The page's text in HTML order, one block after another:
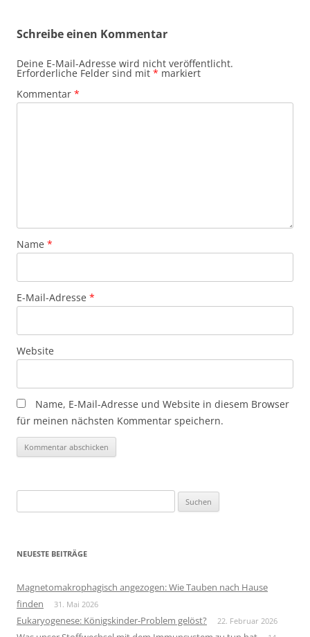
Schreibe einen Kommentar
Deine E-Mail-Adresse wird nicht veröffentlicht.
Erforderliche Felder sind mit * markiert
Kommentar *
Name *
E-Mail-Adresse *
Website
Name, E-Mail-Adresse und Website in diesem Browser
für meinen nächsten Kommentar speichern.
nach:
NEUESTE BEITRÄGE
Magnetomakrophagisch angezogen: Wie Tauben nach Hause
finden
31. Mai 2026
Eukaryogenese: Königskinder-Problem gelöst? 22. Februar 2026